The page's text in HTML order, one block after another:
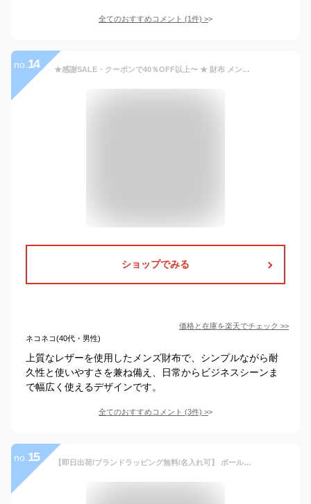
全てのおすすめコメント (1件) >
no. 14 ★感謝SALE・クーポンで40％OFF以上〜 ★ 財布 メンズ 高級レザー YKKファスナー 長財布 本革 薄い 高級感 レディース ウォレット 牛革 小銭入れ サイフ ハンドメイド シンプル スキミング防止機能 無地 大容量 男性 紳士用 男女兼用 ギフト 箱付き
ショップでみる
価格と在庫を楽天でチェック >>
ネコネコ(40代・男性)
上質なレザーを使用したメンズ財布で、シンプルながら耐
久性と使いやすさを兼ね備え、日常からビジネスシーンま
で幅広く使えるデザインです。
全てのおすすめコメント (3件) >
no. 15 【即日出荷/ブランドラッピング無料/名入れ可】 ポールスミス 財布 二つ折り Paul Smith 二つ折り財布 ハイライトステッチSS24 2つ折り財布 小銭入れ レザー 牛革 メンズ ブランド 正規品 新品 813006 P854 ギフト 女性 誕生日 プレゼント男性